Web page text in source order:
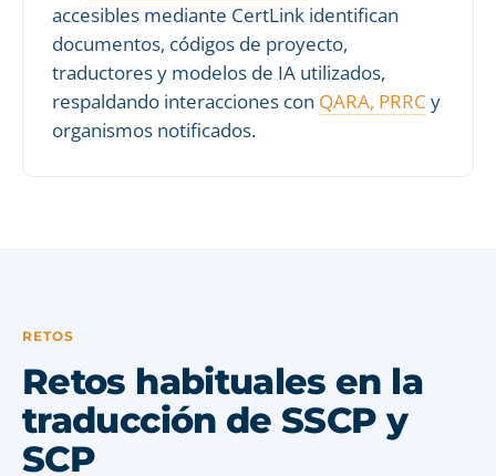
accesibles mediante CertLink identifican
documentos, códigos de proyecto,
traductores y modelos de IA utilizados,
respaldando interacciones con QARA, PRRC y
organismos notificados.
RETOS
Retos habituales en la
traducción de SSCP y
SCP